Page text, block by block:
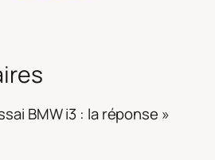
BMW i3 : la réponse »